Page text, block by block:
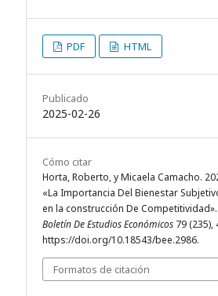
PDF HTML
Publicado
2025-02-26
Cómo citar
Horta, Roberto, y Micaela Camacho.
«La Importancia Del Bienestar
en la construcción De Competitividad».
Boletín De Estudios Económicos 79 (235),
https://doi.org/10.18543/bee.2986.
Formatos de citación